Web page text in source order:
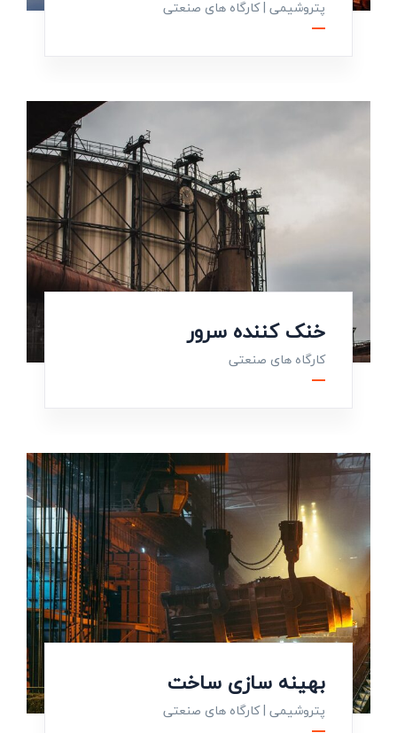
پتروشیمی |کارگاه های صنعتی
خنک کننده سرور
کارگاه های صنعتی
بهینه سازی ساخت
پتروشیمی |کارگاه های صنعتی